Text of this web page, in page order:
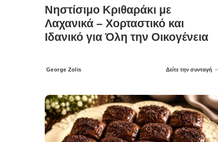
Νηστίσιμο Κριθαράκι με
Λαχανικά – Χορταστικό και
Ιδανικό για Όλη την Οικογένεια
Posted
George Zolis Δείτε την συνταγή